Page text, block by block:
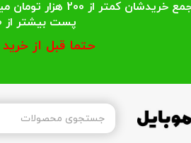
مشتریان محترمی
پست بیشتر از 200 هزار تومان میباشد اگر به صرفه است خرید خود را انجام دهند.
حتما قبل از